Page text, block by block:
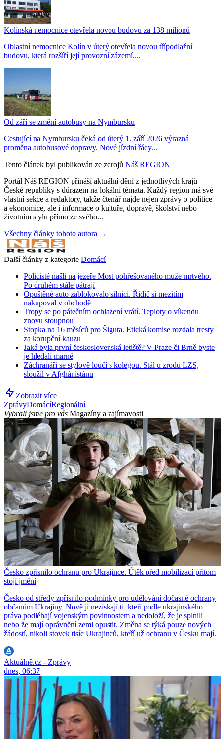
Kolínská nemocnice otevřela novou budovu za 138 milionů
Oblastní nemocnice Kolín v úterý otevřela novou třípodlažní
budovu, která rozšíří její provozní zázemí....
Od září se změní autobusy na Nymbursku
Cestující na Nymbursku čeká od úterý 1. září 2026 výrazná
proměna autobusové dopravy. Nové jízdní řády...
Tento článek byl publikován ze zdrojů Náš REGION
Portál Náš REGION přináší aktuální dění z jednotlivých krajů
České republiky s důrazem na lokální témata. Každý region má své
vlastní sekce a redaktory, takže čtenář najde nejen zprávy o politice
a ekonomice, ale i informace o kultuře, dopravě, školství nebo
životním stylu přímo ze svého...
Všechny články tohoto autora →
Další články z kategorie Domácí
Policisté našli na jezeře Most pohřešovaného muže mrtvého.
Po druhém stále pátrají
Opuštěné auto zablokovalo silnici. Řidič si mezitím
nakupoval v obchodě
Tropy se po pátečním ochlazení vrátí. Teploty o víkendu
znovu stoupnou
Stopka na 16 měsíců pro Šiguta. Etická komise rozdala tresty
za korupční kauzu
Jaká byla první československá letiště? V Praze či Brně byste
je hledali marně
Záchranáři se stylově loučí s kolegou. Stál u zrodu LZS,
sloužil v Afghánistánu
Zobrazit více
ZprávyDomácíRegionální
Vybrali jsme pro vás Magazíny a zajímavosti
Česko zpřísnilo ochranu pro Ukrajince. Útěk před mobilizací přitom
stojí jmění
Česko od středy zpřísnilo podmínky pro udělování dočasné ochrany
občanům Ukrajiny. Nově ji nezískají ti, kteří podle ukrajinského
práva podléhají vojenským povinnostem a nedoloží, že je splnili
nebo že mají oprávnění zemi opustit. Změna se týká pouze nových
žádostí, nikoli stovek tisíc Ukrajinců, kteří už ochranu v Česku mají.
Aktuálně.cz - Zprávy
dnes, 06:37